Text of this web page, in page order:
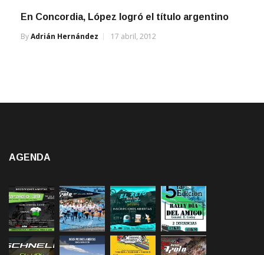
En Concordia, López logró el título argentino
ByAdrián Hernández 17 abril, 2012
AGENDA